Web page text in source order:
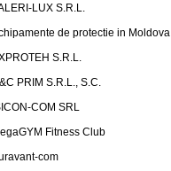
LUX S.R.L.
de protectie in Moldova
S.R.L.
PRIM S.R.L., S.C.
COM SRL
Fitness Club
com